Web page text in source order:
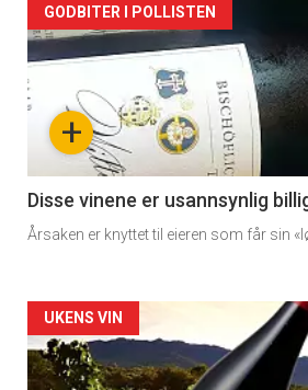
Få ukentlige
Artikler
detail
-
section
11
Dagens
rett
2
+
GODBITER I POLLISTEN
Disse vinene er usannsynlig
Årsaken er knyttet til eieren som får sin
Artikler
detail
UKENS VIN